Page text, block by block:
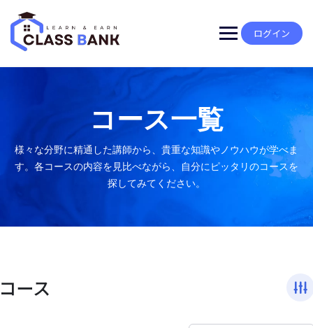
ログイン
コース一覧
様々な分野に精通した講師から、貴重な知識やノウハウが学べま
す。各コースの内容を見比べながら、自分にピッタリのコースを
探してみてください。
ース